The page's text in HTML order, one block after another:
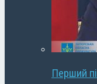
Перший